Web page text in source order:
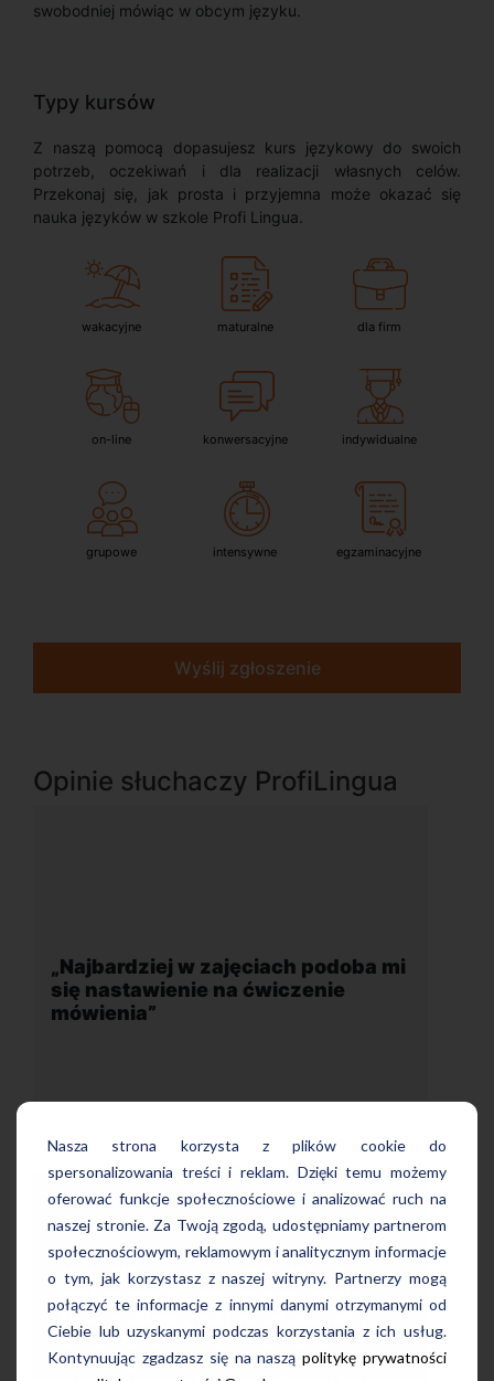
Nasza strona korzysta z plików cookie do
spersonalizowania treści i reklam. Dzięki temu możemy
oferować funkcje społecznościowe i analizować ruch na
naszej stronie. Za Twoją zgodą, udostępniamy partnerom
społecznościowym, reklamowym i analitycznym informacje
o tym, jak korzystasz z naszej witryny. Partnerzy mogą
połączyć te informacje z innymi danymi otrzymanymi od
Ciebie lub uzyskanymi podczas korzystania z ich usług.
Kontynuując zgadzasz się na nasząpolitykę prywatności
swobodniej mówiąc w obcym języku.
Typy kursów
Z naszą pomocą dopasujesz kurs językowy do swoich
potrzeb, oczekiwań i dla realizacji własnych celów.
Przekonaj się, jak prosta i przyjemna może okazać się
nauka języków w szkole Profi Lingua.
wakacyjne maturalne dla firm
on-line konwersacyjne indywidualne
grupowe intensywne egzaminacyjne
Wyślij zgłoszenie
Opinie słuchaczy ProfiLingua
mi
mi się
„Wygodna, nowoczesna szkoła
położona w dogodnej lokalizacji”
Uczę się w tej szkole od 4 lat i jestem
bardzo zadowolona. Zajęcia z nativami,
wygodna, nowoczesna szkoła położona
w dogodnej lokalizacji, bo tuż przy
wyjściu z metra, mili pracownicy,
bardzo konkurencyjna cena kursu i